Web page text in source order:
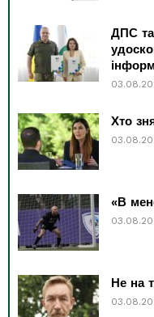
ДПС
Хто
«В
Не на